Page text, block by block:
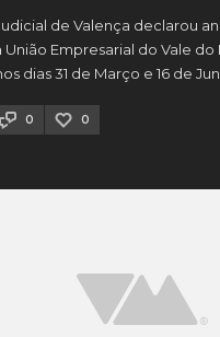
de Valença declarou
Empresarial do Vale do
dias 31 de Março e 16 de
0 0